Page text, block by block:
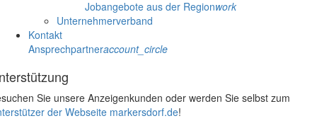
Jobangebote aus der Regionwork
Unternehmerverband
Kontakt
Ansprechpartneraccount_circle
Sie unsere Anzeigenkunden oder werden Sie selbst zum
der Webseite markersdorf.de!